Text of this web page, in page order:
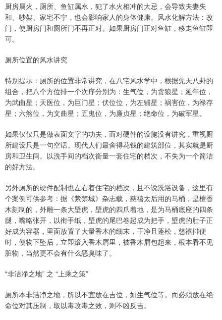
厨房属火，厕所、鱼缸属水，犯了水火相冲的大忌，会导致夫妻失
和、吵架、家宅不宁，也会影响家人的身体健康。风水化解方法：改
门，使厨房门和厕所门不再正对。如果厨房门正对鱼缸，移走鱼缸即
可。
厕所位置的风水讲究
特别提示：厕所的位置非常讲究，在八宅风水学中，根据先天八卦的
组合，把八个方位排一个次序分别为：生气位，为贪狼星；延年位，
为武曲星；天医位，为巨门星；伏位位，为左辅星；祸害位，为禄存
星；六煞位，为文曲星；五鬼位，为廉贞星；绝命位，为破军星。
如果仅仅只是做表面文字的功夫，而对硬件的设施没有讲究，重视厕
所建设只是一句空话。现代人们最舍得花钱的建筑部位，其实就是厨
房和卫生间。以洗手间的档次衡量一套住宅的档次，不失为一个简洁
的好方法。
另外厕所的硬件配制也左右着住宅的档次，且不说洗浴设备，这里有
个案例可供参考：据《紫禁城》杂志载，慈禧太后用的马桶，是檀香
木刻制的，外雕一条大壁虎，壁虎的四爪着地，是为马桶底座的四条
腿，嘴略张开，以衔手纸，壁虎的尾巴卷起成为把手，壁虎的肚子正
好成为容器，里面放置了大量香木的细末，干净且蓬松，慈禧排便
时，便物下坠后，立即滚入香木屑里，被香木屑包起来，根本看不见
脏物，当然更不会有什么恶臭味了。
“非洁净之地” 之 “上乘之策”
厕所本非洁净之地，所以不宜放在吉位，如生气位等。而必须放在绝
命位对其压制，取以毒攻毒之效，则不凶反吉。